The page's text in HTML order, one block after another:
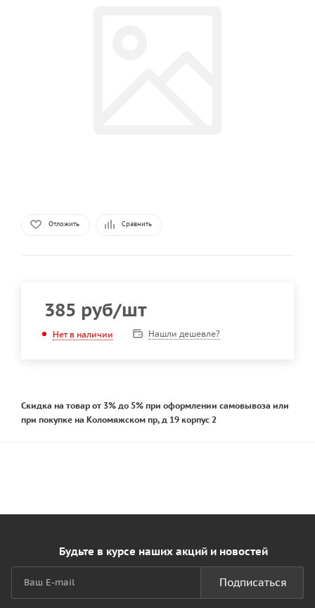
Отложить Сравнить
385 руб/шт
Нет в наличии Нашли дешевле?
Скидка на товар от 3% до 5% при оформлении самовывоза или
при покупке на Коломяжском пр, д 19 корпус 2
Будьте в курсе наших акций и новостей
Подписаться